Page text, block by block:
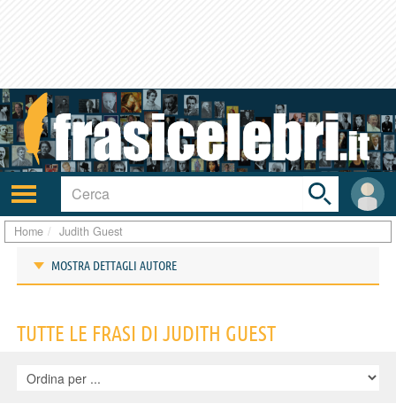
Attiva/disattiva
navigazione
User
area
Toggle
search
bar
Home Judith Guest
MOSTRA DETTAGLI AUTORE
TUTTE LE FRASI DI JUDITH GUEST